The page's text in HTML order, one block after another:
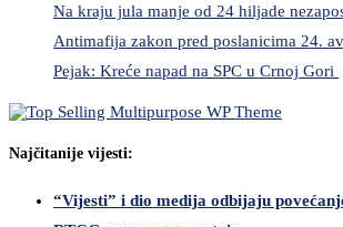
Na kraju jula manje od 24 hiljade
Antimafija zakon pred poslanicima 24.
Pejak: Kreće napad na SPC u Crnoj Gori
Najčitanije vijesti:
“Vijesti” i dio medija odbijaju